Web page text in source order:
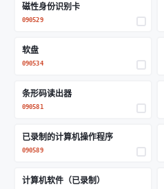
磁性身份识别卡
090529
软盘
090534
条形码读出器
090581
已录制的计算机操作程序
090589
计算机软件（已录制）